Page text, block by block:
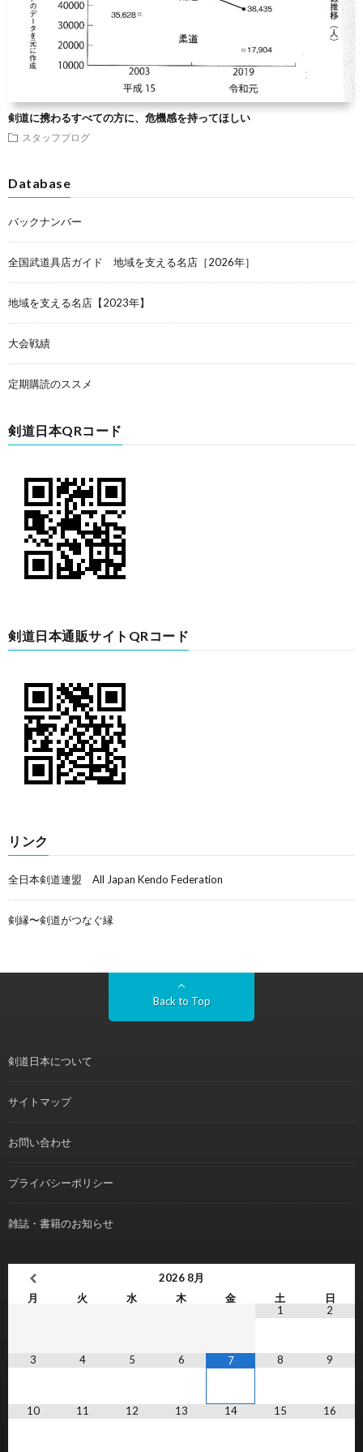
剣道に携わるすべての方に、危機感を持ってほしい
スタッフブログ
Database
バックナンバー
全国武道具店ガイド 地域を支える名店［2026年］
地域を支える名店【2023年】
大会戦績
定期購読のススメ
剣道日本QRコード
剣道日本通販サイトQRコード
リンク
全日本剣道連盟 All Japan Kendo Federation
剣縁〜剣道がつなぐ縁
Back to Top
剣道日本について
サイトマップ
お問い合わせ
プライバシーポリシー
雑誌・書籍のお知らせ
2026 8月
月
火 水 木 金 土
日
1
2
3 4 5 6 7 8 9
10 11 12 13 14 15 16